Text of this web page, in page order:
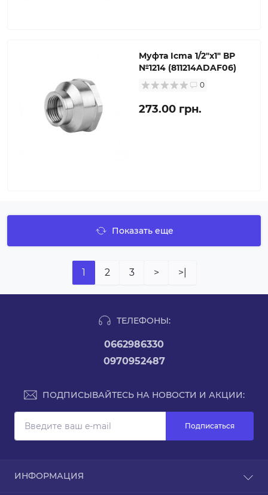
Муфта Icma 1/2"х1" ВР
№1214 (811214ADAF06)
0
273.00 грн.
Показать еще
1 2 3 > >|
ТЕЛЕФОНЫ:
0662986330
0970952487
ПОДПИСЫВАЙТЕСЬ НА НОВОСТИ И АКЦИИ:
Подписаться
ИНФОРМАЦИЯ